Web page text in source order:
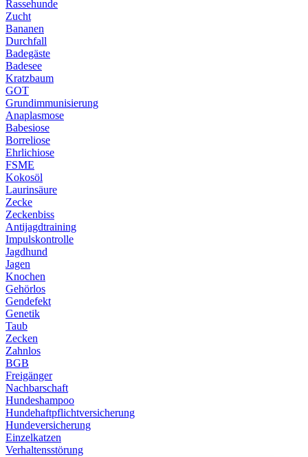
Rassehunde
Zucht
Bananen
Durchfall
Badegäste
Badesee
Kratzbaum
GOT
Grundimmunisierung
Anaplasmose
Babesiose
Borreliose
Ehrlichiose
FSME
Kokosöl
Laurinsäure
Zecke
Zeckenbiss
Antijagdtraining
Impulskontrolle
Jagdhund
Jagen
Knochen
Gehörlos
Gendefekt
Genetik
Taub
Zecken
Zahnlos
BGB
Freigänger
Nachbarschaft
Hundeshampoo
Hundehaftpflichtversicherung
Hundeversicherung
Einzelkatzen
Verhaltensstörung